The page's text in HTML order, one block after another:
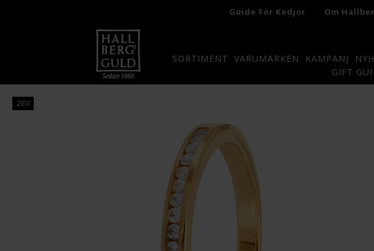
Guide För Kedjor Om
SORTIMENT VARUMÄRKEN KAMPANJ
GIFT
20%